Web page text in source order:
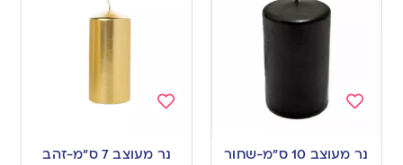
to
נר מעוצב 10 ס”מ-שחור
toנר מעוצב 7 ס”מ-זהב